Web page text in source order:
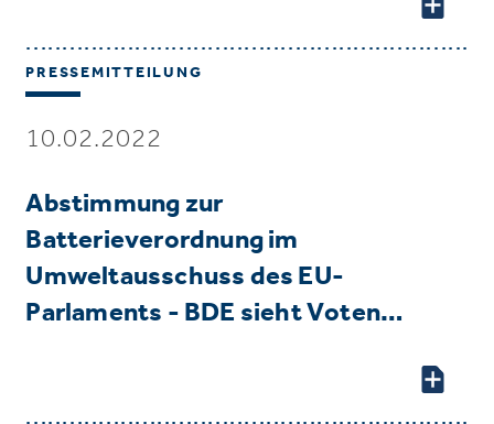
PRESSEMITTEILUNG
10.02.2022
Abstimmung zur
Batterieverordnung im
Umweltausschuss des EU-
Parlaments - BDE sieht Voten…